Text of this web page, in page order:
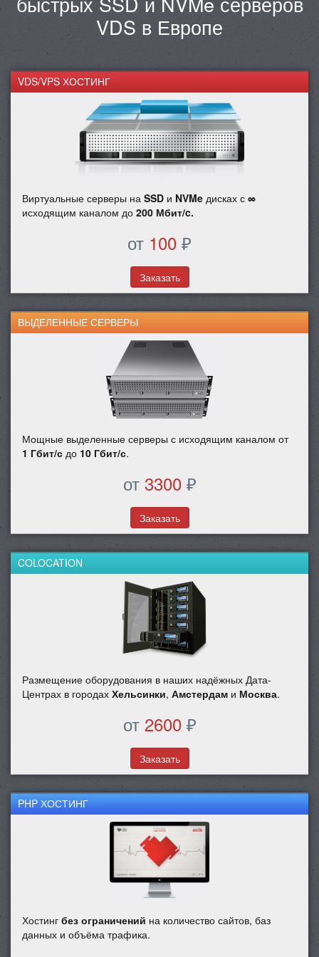
VDS в Европе
VDS/VPS ХОСТИНГ
Виртуальные серверы на SSD и NVMe дисках с ∞
исходящим каналом до 200 Мбит/c.
от 100 ₽
Заказать
ВЫДЕЛЕННЫЕ СЕРВЕРЫ
Мощные выделенные серверы с исходящим каналом от
1 Гбит/с до 10 Гбит/с.
от 3300₽
Заказать
COLOCATION
Размещение оборудования в наших надёжных Дата-
Центрах в городах Хельсинки, Амстердам и Москва.
от 2600₽
Заказать
PHP ХОСТИНГ
Хостинг без ограничений на количество сайтов, баз
данных и объёма трафика.